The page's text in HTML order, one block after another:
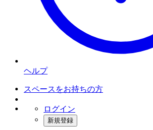
ヘルプ
スペースをお持ちの方
ログイン
新規登録